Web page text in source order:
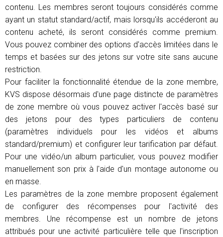
contenu. Les membres seront toujours considérés comme
ayant un statut standard/actif, mais lorsqu'ils accéderont au
contenu acheté, ils seront considérés comme premium.
Vous pouvez combiner des options d'accès limitées dans le
temps et basées sur des jetons sur votre site sans aucune
restriction.
Pour faciliter la fonctionnalité étendue de la zone membre,
KVS dispose désormais d'une page distincte de paramètres
de zone membre où vous pouvez activer l'accès basé sur
des jetons pour des types particuliers de contenu
(paramètres individuels pour les vidéos et albums
standard/premium) et configurer leur tarification par défaut.
Pour une vidéo/un album particulier, vous pouvez modifier
manuellement son prix à l'aide d'un montage autonome ou
en masse.
Les paramètres de la zone membre proposent également
de configurer des récompenses pour l'activité des
membres. Une récompense est un nombre de jetons
attribués pour une activité particulière telle que l'inscription